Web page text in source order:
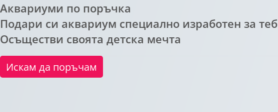
Аквариуми по поръчка
Подари си аквариум специално изработен за теб
Осъществи своята детска мечта
Искам да поръчам